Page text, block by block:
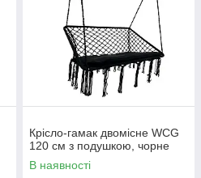
Крісло-гамак двомісне WCG
120 см з подушкою, чорне
В наявності